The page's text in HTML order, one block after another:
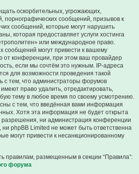
оскорбительных, угрожающих,
порнографических сообщений, призывов к
сообщений, которые могут нарушить
которая предоставляет услуги хостинга
или международное право.
сообщений могут привести к вашему
от конференции, при этом ваш провайдер
если мы сочтём это нужным. IP-адреса
для возможности проведения такой
с тем, что администраторы форумов
право удалить, отредактировать,
тему в любое время по своему усмотрению.
с тем, что введённая вами информация
Хотя эта информация не будет открыта
ни администрация конференции
phpBB Limited не может быть ответственна
могут привести к несанкционированному
правилам, размещенным в секции “Правила”:
форума